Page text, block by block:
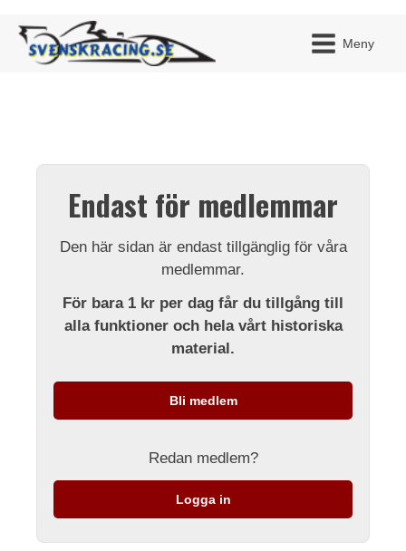
Meny
Endast för medlemmar
Den här sidan är endast tillgänglig för våra
medlemmar.
För bara 1 kr per dag får du tillgång till
alla funktioner och hela vårt historiska
material.
Bli medlem
Redan medlem?
Logga in